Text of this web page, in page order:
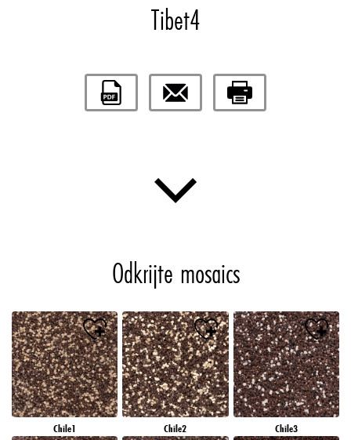
Tibet4
Odkrijte mosaics
Chile1 Chile2 Chile3